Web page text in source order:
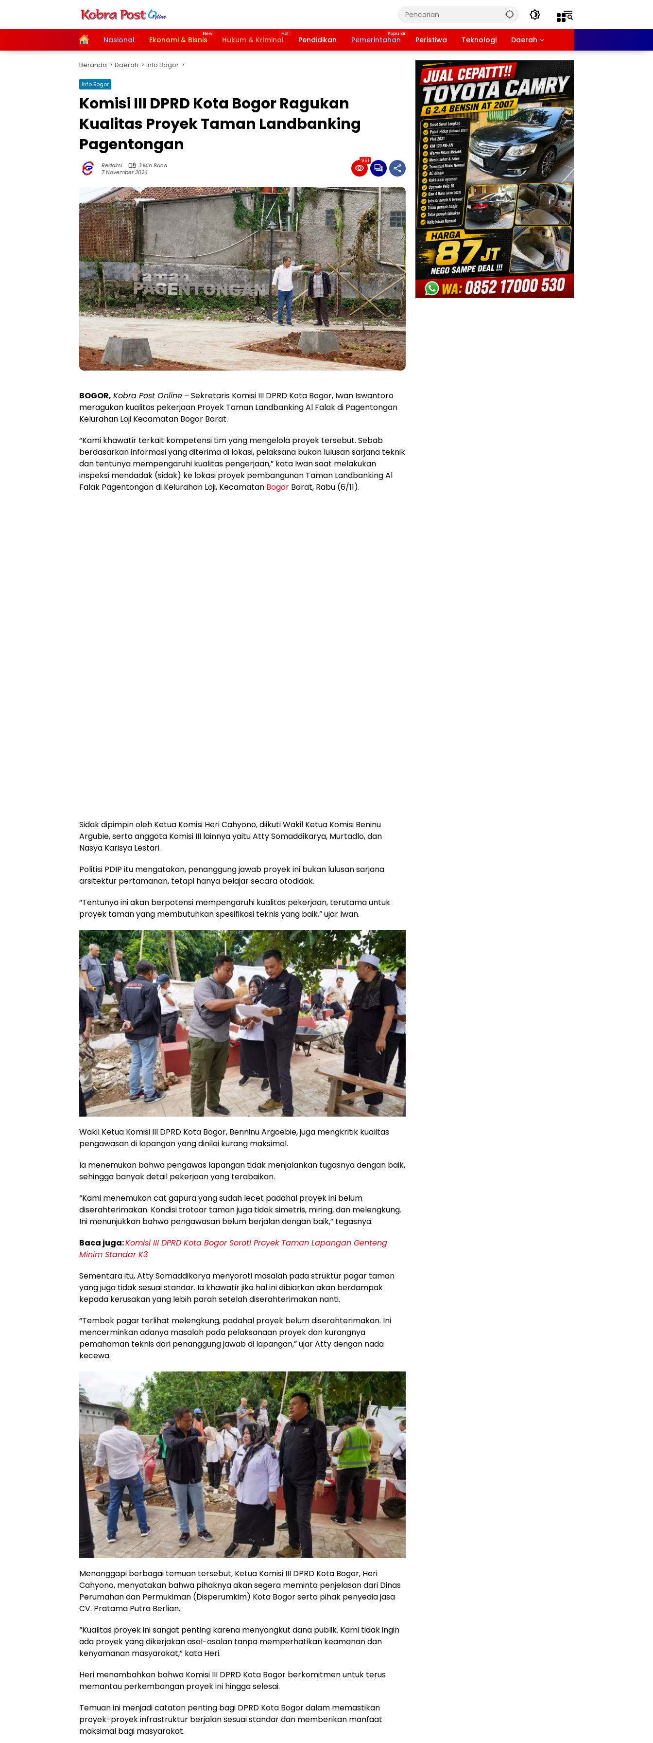
HomeNasional Ekonomi & Bisnis Hukum & Kriminal Pendidikan Pemerintahan Peristiwa Teknologi Daerah
Beranda Daerah Info Bogor
Info Bogor
Komisi III DPRD Kota Bogor Ragukan
Kualitas Proyek Taman Landbanking
Pagentongan
Redaksi
3 Min Baca
7 November 2024
991
BOGOR, Kobra Post Online – Sekretaris Komisi III DPRD Kota Bogor, Iwan Iswantoro
meragukan kualitas pekerjaan Proyek Taman Landbanking Al Falak di Pagentongan
Kelurahan Loji Kecamatan Bogor Barat.
“Kami khawatir terkait kompetensi tim yang mengelola proyek tersebut. Sebab
berdasarkan informasi yang diterima di lokasi, pelaksana bukan lulusan sarjana teknik
dan tentunya mempengaruhi kualitas pengerjaan,” kata Iwan saat melakukan
inspeksi mendadak (sidak) ke lokasi proyek pembangunan Taman Landbanking Al
Falak Pagentongan di Kelurahan Loji, Kecamatan Bogor Barat, Rabu (6/11).
Sidak dipimpin oleh Ketua Komisi Heri Cahyono, diikuti Wakil Ketua Komisi Beninu
Argubie, serta anggota Komisi III lainnya yaitu Atty Somaddikarya, Murtadlo, dan
Nasya Karisya Lestari.
Politisi PDIP itu mengatakan, penanggung jawab proyek ini bukan lulusan sarjana
arsitektur pertamanan, tetapi hanya belajar secara otodidak.
“Tentunya ini akan berpotensi mempengaruhi kualitas pekerjaan, terutama untuk
proyek taman yang membutuhkan spesifikasi teknis yang baik,” ujar Iwan.
Wakil Ketua Komisi III DPRD Kota Bogor, Benninu Argoebie, juga mengkritik kualitas
pengawasan di lapangan yang dinilai kurang maksimal.
Ia menemukan bahwa pengawas lapangan tidak menjalankan tugasnya dengan baik,
sehingga banyak detail pekerjaan yang terabaikan.
“Kami menemukan cat gapura yang sudah lecet padahal proyek ini belum
diserahterimakan. Kondisi trotoar taman juga tidak simetris, miring, dan melengkung.
Ini menunjukkan bahwa pengawasan belum berjalan dengan baik,” tegasnya.
Baca juga:Komisi III DPRD Kota Bogor Soroti Proyek Taman Lapangan Genteng
Minim Standar K3
Sementara itu, Atty Somaddikarya menyoroti masalah pada struktur pagar taman
yang juga tidak sesuai standar. Ia khawatir jika hal ini dibiarkan akan berdampak
kepada kerusakan yang lebih parah setelah diserahterimakan nanti.
“Tembok pagar terlihat melengkung, padahal proyek belum diserahterimakan. Ini
mencerminkan adanya masalah pada pelaksanaan proyek dan kurangnya
pemahaman teknis dari penanggung jawab di lapangan,” ujar Atty dengan nada
kecewa.
Menanggapi berbagai temuan tersebut, Ketua Komisi III DPRD Kota Bogor, Heri
Cahyono, menyatakan bahwa pihaknya akan segera meminta penjelasan dari Dinas
Perumahan dan Permukiman (Disperumkim) Kota Bogor serta pihak penyedia jasa
CV. Pratama Putra Berlian.
“Kualitas proyek ini sangat penting karena menyangkut dana publik. Kami tidak ingin
ada proyek yang dikerjakan asal-asalan tanpa memperhatikan keamanan dan
kenyamanan masyarakat,” kata Heri.
Heri menambahkan bahwa Komisi III DPRD Kota Bogor berkomitmen untuk terus
memantau perkembangan proyek ini hingga selesai.
Temuan ini menjadi catatan penting bagi DPRD Kota Bogor dalam memastikan
proyek-proyek infrastruktur berjalan sesuai standar dan memberikan manfaat
maksimal bagi masyarakat.